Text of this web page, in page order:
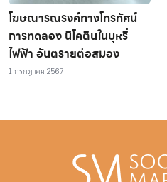
โฆษณารณรงค์ทางโทรทัศน์
การทดลอง นิโคตินในบุหรี่
ไฟฟ้า อันตรายต่อสมอง
1 กรกฎาคม 2567